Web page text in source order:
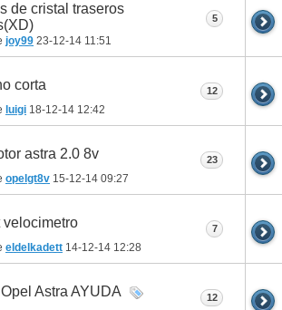
de cristal traseros
joy99 23-12-14 11:51
5
corta
luigi 18-12-14 12:42
12
astra 2.0 8v
opelgt8v 15-12-14 09:27
23
velocimetro
eldelkadett 14-12-14 12:28
7
Astra AYUDA 12